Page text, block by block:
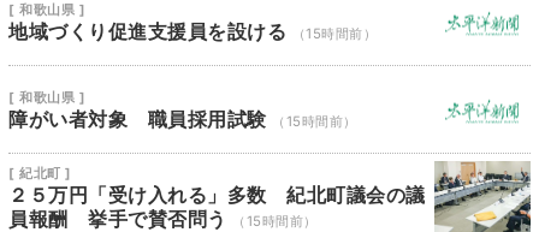
[ 和歌山県 ]
地域づくり促進支援員を設ける （15時間前）
[ 和歌山県 ]
障がい者対象 職員採用試験 （15時間前）
[ 紀北町 ]
２５万円「受け入れる」多数 紀北町議会の議
員報酬 挙手で賛否問う
（15時間前）